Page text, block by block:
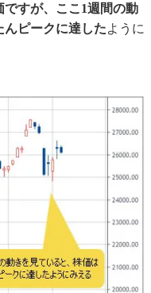
すが、ここ1週間の動
んピークに達したように